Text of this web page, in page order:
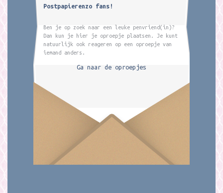
Postpapierenzo fans!
Ben je op zoek naar een leuke penvriend(in)?
Dan kun je hier je oproepje plaatsen. Je kunt
natuurlijk ook reageren op een oproepje van
iemand anders.
Ga naar de oproepjes